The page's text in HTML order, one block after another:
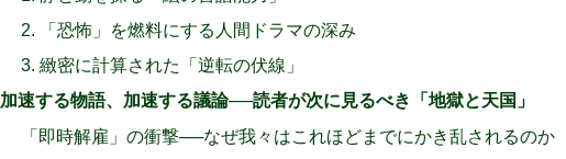
2. 「恐怖」を燃料にする人間ドラマの深み
3. 緻密に計算された「逆転の伏線」
加速する物語、加速する議論──読者が次に見るべき「地獄と天国」
「即時解雇」の衝撃──なぜ我々はこれほどまでにかき乱されるのか